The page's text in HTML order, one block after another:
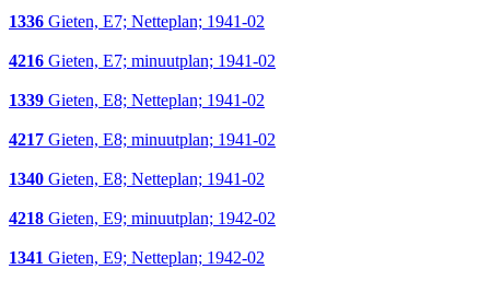
1336 Gieten, E7; Netteplan; 1941-02
4216 Gieten, E7; minuutplan; 1941-02
1339 Gieten, E8; Netteplan; 1941-02
4217 Gieten, E8; minuutplan; 1941-02
1340 Gieten, E8; Netteplan; 1941-02
4218 Gieten, E9; minuutplan; 1942-02
1341 Gieten, E9; Netteplan; 1942-02